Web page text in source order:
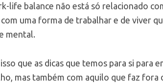
life balance não está só relacionado
uma forma de trabalhar e de viver
mental.
que as dicas que temos para si para
mas também com aquilo que faz fora